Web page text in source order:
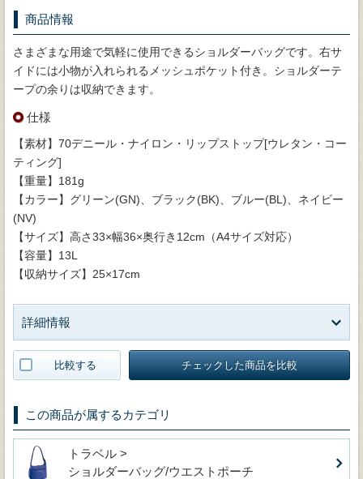
商品情報
さまざまな用途で気軽に使用できるショルダーバッグです。右サ
イドには小物が入れられるメッシュポケット付き。ショルダーテ
ープの余りは収納できます。
仕様
【素材】70デニール・ナイロン・リップストップ[ウレタン・コー
ティング]
【重量】181g
【カラー】グリーン(GN)、ブラック(BK)、ブルー(BL)、ネイビー
(NV)
【サイズ】高さ33×幅36×奥行き12cm（A4サイズ対応）
【容量】13L
【収納サイズ】25×17cm
詳細情報
比較する チェックした商品を比較
この商品が属するカテゴリ
トラベル >
ショルダーバッグ/ウエストポーチ